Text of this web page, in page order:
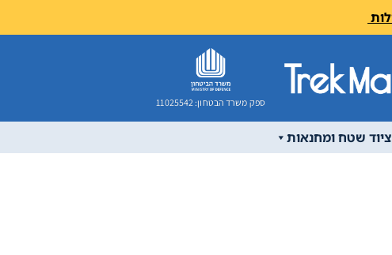
ספק משרד הבטחון: 11025542
ציוד שטח ומחנאות